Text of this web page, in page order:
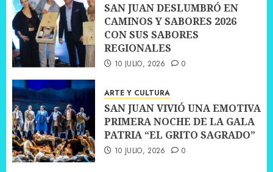
SAN JUAN DESLUMBRÓ EN
CAMINOS Y SABORES 2026
CON SUS SABORES
REGIONALES
10 JULIO, 2026 0
ARTE Y CULTURA
SAN JUAN VIVIÓ UNA EMOTIVA
PRIMERA NOCHE DE LA GALA
PATRIA “EL GRITO SAGRADO”
10 JULIO, 2026 0